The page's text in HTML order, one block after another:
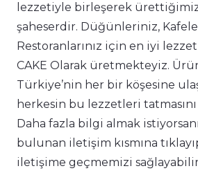
lezzetiyle birleşerek
şaheserdir. Düğünleriniz,
Restoranlarınız için en iyi
CAKE Olarak üretmekteyiz.
Türkiye’nin her bir köşesine
herkesin bu lezzetleri tatmasını
Daha fazla bilgi almak
bulunan iletişim kısmına
iletişime geçmemizi